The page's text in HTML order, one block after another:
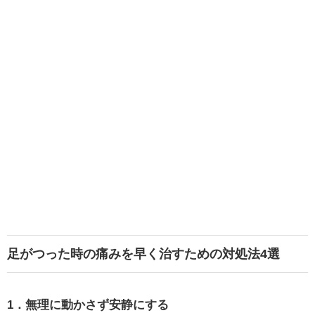
足がつった時の痛みを早く治すための対処法4選
1．無理に動かさず安静にする